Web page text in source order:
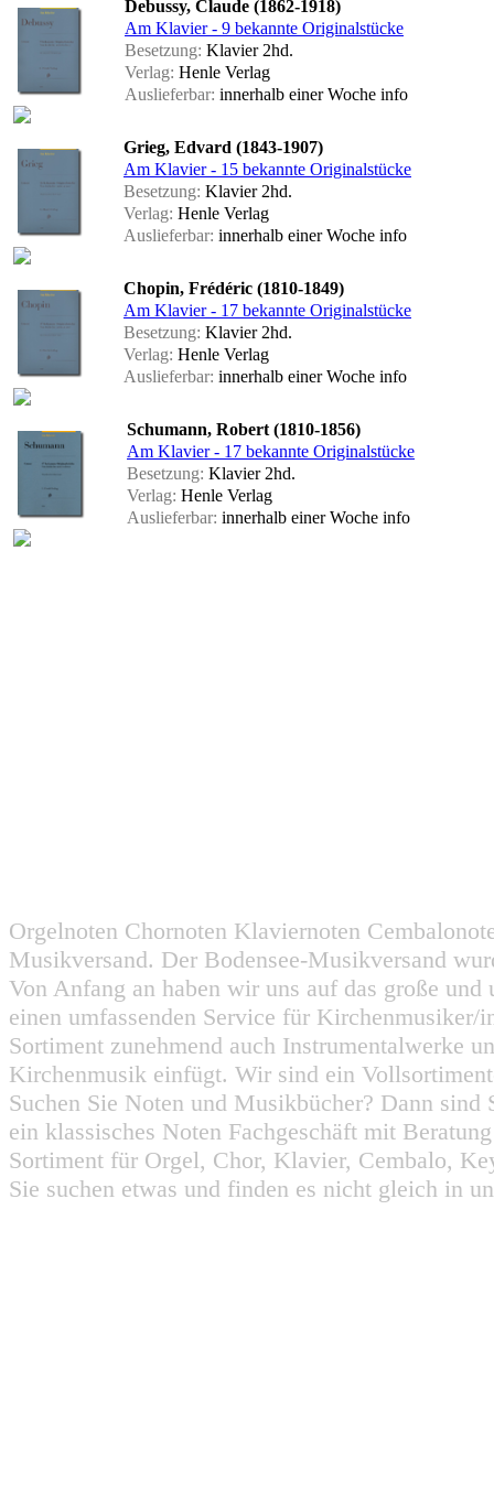
Debussy, Claude (1862-1918)
Am Klavier - 9 bekannte Originalstücke
Besetzung: Klavier 2hd.
Verlag: Henle Verlag
Auslieferbar: innerhalb einer Woche info
Grieg, Edvard (1843-1907)
Am Klavier - 15 bekannte Originalstücke
Besetzung: Klavier 2hd.
Verlag: Henle Verlag
Auslieferbar: innerhalb einer Woche info
Chopin, Frédéric (1810-1849)
Am Klavier - 17 bekannte Originalstücke
Besetzung: Klavier 2hd.
Verlag: Henle Verlag
Auslieferbar: innerhalb einer Woche info
Schumann, Robert (1810-1856)
Am Klavier - 17 bekannte Originalstücke
Besetzung: Klavier 2hd.
Verlag: Henle Verlag
Auslieferbar: innerhalb einer Woche info
Orgelnoten Chornoten Klaviernoten
Musikversand. Der Bodensee-Musikversand
Von Anfang an haben wir uns auf das große
einen umfassenden Service für
Sortiment zunehmend auch Instrumentalwerke
Kirchenmusik einfügt. Wir sind ein
Suchen Sie Noten und Musikbücher? Dann
ein klassisches Noten Fachgeschäft mit
Sortiment für Orgel, Chor, Klavier, Cembalo,
Sie suchen etwas und finden es nicht gleich in